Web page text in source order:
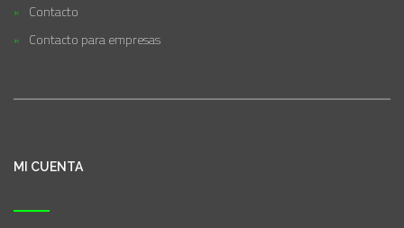
Contacto
Contacto para empresas
MI CUENTA